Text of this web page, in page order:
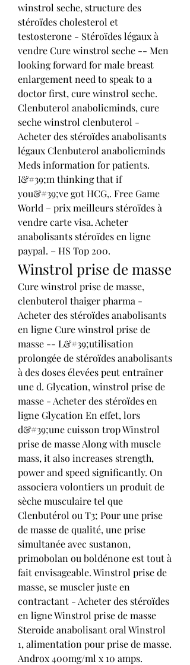
winstrol seche, structure des
stéroïdes cholesterol et
testosterone - Stéroïdes légaux à
vendre Cure winstrol seche -- Men
looking forward for male breast
enlargement need to speak to a
doctor first, cure winstrol seche.
Clenbuterol anabolicminds, cure
seche winstrol clenbuterol -
Acheter des stéroïdes anabolisants
légaux Clenbuterol anabolicminds
Meds information for patients.
I&#39;m thinking that if
you&#39;ve got HCG,. Free Game
World – prix meilleurs stéroïdes à
vendre carte visa. Acheter
anabolisants stéroïdes en ligne
paypal. – HS Top 200.
Winstrol prise de masse
Cure winstrol prise de masse,
clenbuterol thaiger pharma -
Acheter des stéroïdes anabolisants
en ligne Cure winstrol prise de
masse -- L&#39;utilisation
prolongée de stéroïdes anabolisants
à des doses élevées peut entraîner
une d. Glycation, winstrol prise de
masse - Acheter des stéroïdes en
ligne Glycation En effet, lors
d&#39;une cuisson trop Winstrol
prise de masse Along with muscle
mass, it also increases strength,
power and speed significantly. On
associera volontiers un produit de
sèche musculaire tel que
Clenbutérol ou T3; Pour une prise
de masse de qualité, une prise
simultanée avec sustanon,
primobolan ou boldénone est tout à
fait envisageable. Winstrol prise de
masse, se muscler juste en
contractant - Acheter des stéroïdes
en ligne Winstrol prise de masse
Steroide anabolisant oral Winstrol
1, alimentation pour prise de masse.
Androx 400mg/ml x 10 amps.